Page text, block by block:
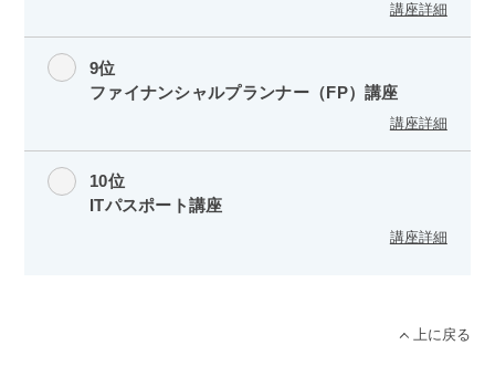
講座詳細
9位
ファイナンシャルプランナー（FP）講座
講座詳細
10位
ITパスポート講座
講座詳細
上に戻る